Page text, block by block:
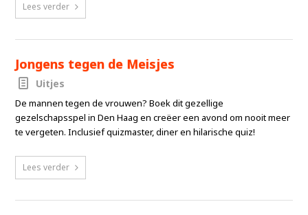
Lees verder
Jongens tegen de Meisjes
Uitjes
De mannen tegen de vrouwen? Boek dit gezellige
gezelschapsspel in Den Haag en creëer een avond om nooit meer
te vergeten. Inclusief quizmaster, diner en hilarische quiz!
Lees verder